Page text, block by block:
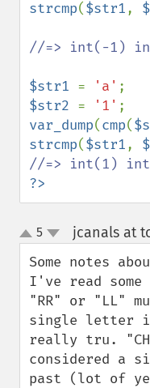
strcmp($str1,
//=> int(-1)
$str1 = 'a'
$str2 = '1'
var_dump(cmp(
strcmp($str1,
?>
up
down
5 jcanals at
Some notes
I've read
"RR" or "LL"
single letter
really tru.
considered a
past (lot of